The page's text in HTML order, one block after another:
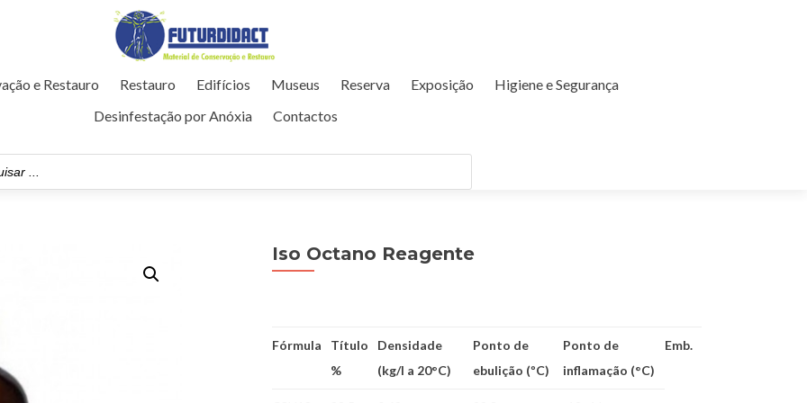
e Restauro Restauro Edifícios Museus Reserva Exposição
Higiene e Segurança
Desinfestação por Anóxia
Contactos
Iso Octano Reagente
Fórmula
Título
%
Densidade
(kg/l a 20°C)
Ponto de
ebulição (ºC)
Ponto de
inflamação (°C)
Emb.